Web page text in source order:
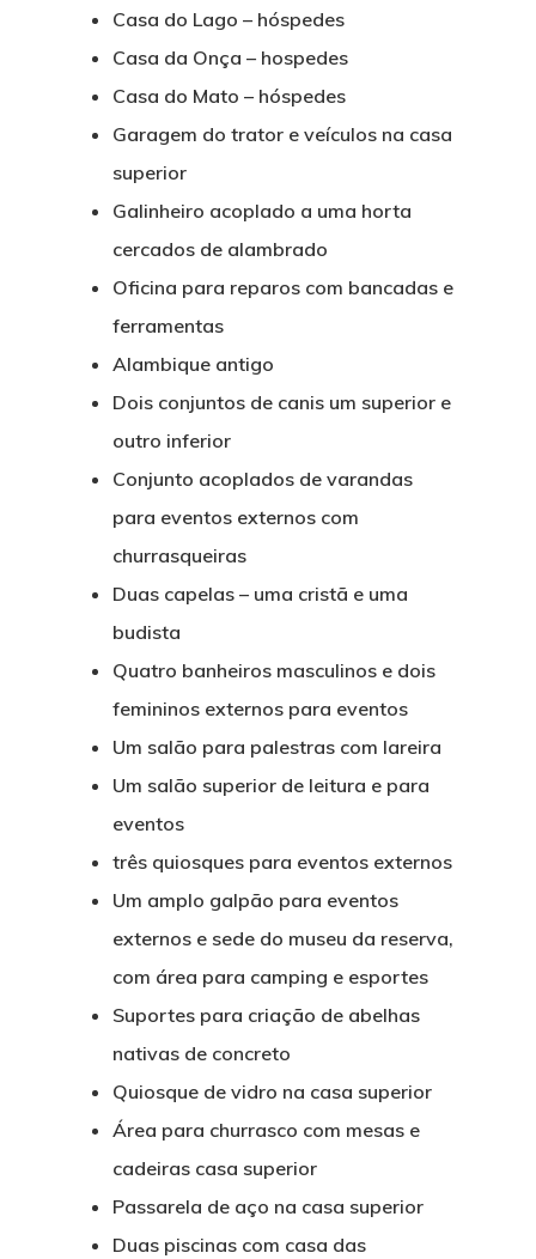
Casa do Lago – hóspedes
Casa da Onça – hospedes
Casa do Mato – hóspedes
Garagem do trator e veículos na casa
superior
Galinheiro acoplado a uma horta
cercados de alambrado
Oficina para reparos com bancadas e
ferramentas
Alambique antigo
Dois conjuntos de canis um superior e
outro inferior
Conjunto acoplados de varandas
para eventos externos com
churrasqueiras
Duas capelas – uma cristã e uma
budista
Quatro banheiros masculinos e dois
femininos externos para eventos
Um salão para palestras com lareira
Um salão superior de leitura e para
eventos
três quiosques para eventos externos
Um amplo galpão para eventos
externos e sede do museu da reserva,
com área para camping e esportes
Suportes para criação de abelhas
nativas de concreto
Quiosque de vidro na casa superior
Área para churrasco com mesas e
cadeiras casa superior
Passarela de aço na casa superior
Duas piscinas com casa das